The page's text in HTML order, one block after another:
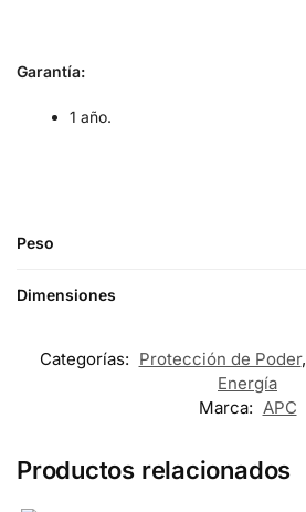
Garantía:
1 año.
Peso
Dimensiones
Categorías: Protección de Poder,
Energía
Marca: APC
Productos relacionados